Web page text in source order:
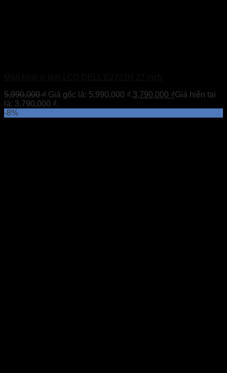
5,990,000₫ Giá gốc là: 5,990,000 ₫.3,790,000 ₫Giá hiện tại
là: 3,790,000 ₫.
-8%